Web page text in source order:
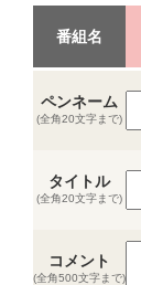
番組名
ペンネーム
(全角20文字まで)
タイトル
(全角20文字まで)
コメント
(全角500文字まで)